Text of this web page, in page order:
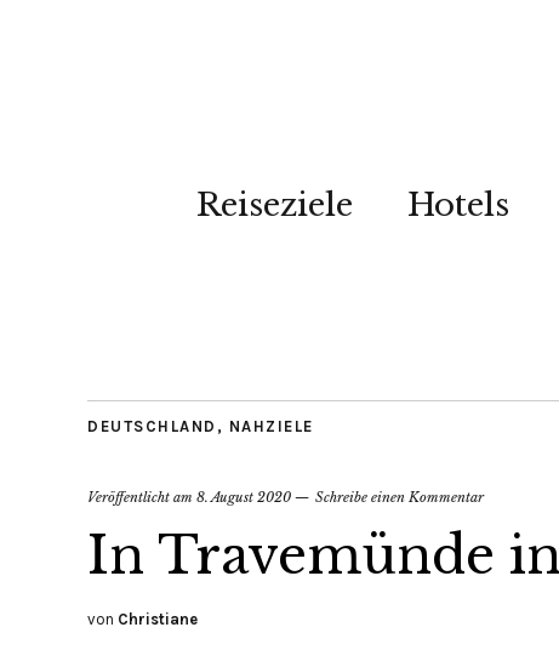
Reiseziele Hotels
DEUTSCHLAND , NAHZIELE
Veröffentlicht am 8. August 2020 Schreibe einen Kommentar
In Travemünde
von Christiane